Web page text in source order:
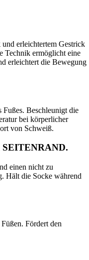
erleichtertem Gestrick
Technik ermöglicht eine
erleichtert die Bewegung
Fußes. Beschleunigt die
bei körperlicher
von Schweiß.
einen nicht zu
Hält die Socke während
Fördert den